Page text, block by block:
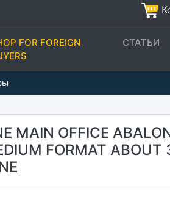
FOR FOREIGN
СТАТЬИ
OFFICE
FORMAT